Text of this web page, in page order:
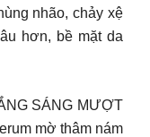
nhão, chảy xệ
hơn, bề mặt da
SÁNG MƯỢT
mờ thâm nám